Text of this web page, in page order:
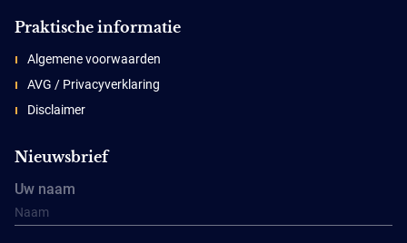
Praktische informatie
Algemene voorwaarden
AVG / Privacyverklaring
Disclaimer
Nieuwsbrief
Uw naam